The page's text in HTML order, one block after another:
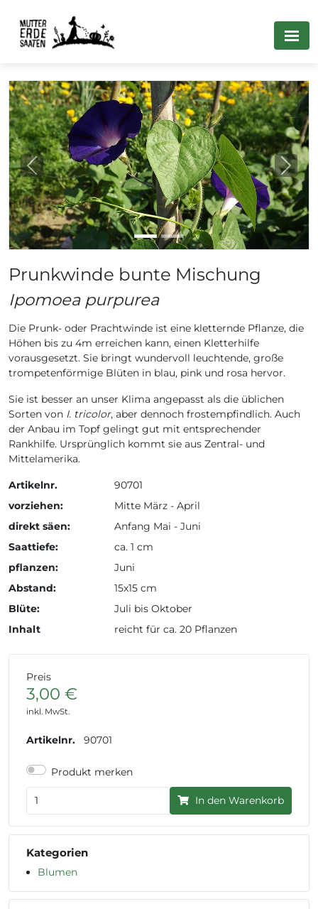
Previous Next
Prunkwinde bunte Mischung
Ipomoea purpurea
Die Prunk- oder Prachtwinde ist eine kletternde Pflanze, die
Höhen bis zu 4m erreichen kann, einen Kletterhilfe
vorausgesetzt. Sie bringt wundervoll leuchtende, große
trompetenförmige Blüten in blau, pink und rosa hervor.
Sie ist besser an unser Klima angepasst als die üblichen
Sorten von I. tricolor, aber dennoch frostempfindlich. Auch
der Anbau im Topf gelingt gut mit entsprechender
Rankhilfe. Ursprünglich kommt sie aus Zentral- und
Mittelamerika.
Artikelnr.
90701
vorziehen:
Mitte März - April
direkt säen:
Anfang Mai - Juni
Saattiefe:
ca. 1 cm
pflanzen:
Juni
Abstand:
15x15 cm
Blüte:
Juli bis Oktober
Inhalt
reicht für ca. 20 Pflanzen
Preis
3,00 €
inkl. MwSt.
Artikelnr. 90701
Produkt merken
In den Warenkorb
Kategorien
Blumen